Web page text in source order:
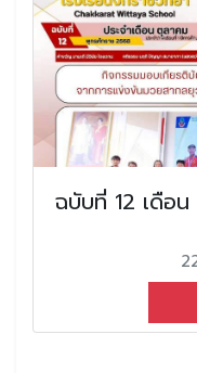
ฉบับที่ 12 เดือ